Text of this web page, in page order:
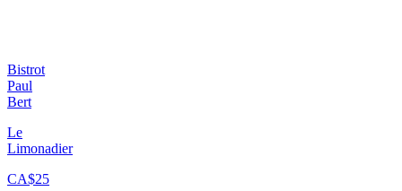
Bistrot
Paul
Bert
Le
Limonadier
CA$25